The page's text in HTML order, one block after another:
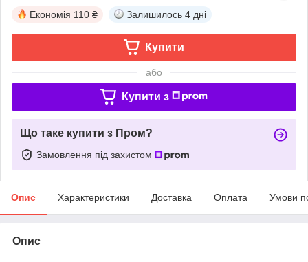
Економія 110 ₴ Залишилось 4 дні
Купити
або
Купити з
Що таке купити з Пром?
Замовлення під захистом
Опис Характеристики Доставка Оплата Умови
Опис